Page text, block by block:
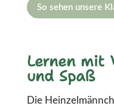
So sehen unsere
Lernen mit
und Spaß
Die